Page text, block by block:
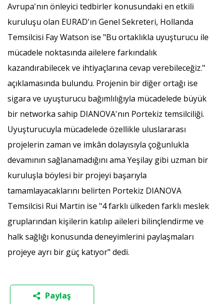
Avrupa'nın önleyici tedbirler konusundaki en etkili
kuruluşu olan EURAD'ın Genel Sekreteri, Hollanda
Temsilcisi Fay Watson ise "Bu ortaklıkla uyuşturucu ile
mücadele noktasında ailelere farkındalık
kazandırabilecek ve ihtiyaçlarına cevap verebileceğiz."
açıklamasında bulundu. Projenin bir diğer ortağı ise
sigara ve uyuşturucu bağımlılığıyla mücadelede büyük
bir networka sahip DIANOVA'nın Portekiz temsilciliği.
Uyuşturucuyla mücadelede özellikle uluslararası
projelerin zaman ve imkân dolayısıyla çoğunlukla
devamının sağlanamadığını ama Yeşilay gibi uzman bir
kuruluşla böylesi bir projeyi başarıyla
tamamlayacaklarını belirten Portekiz DIANOVA
Temsilcisi Rui Martin ise "4 farklı ülkeden farklı meslek
gruplarından kişilerin katılıp aileleri bilinçlendirme ve
halk sağlığı konusunda deneyimlerini paylaşmaları
projeye ayrı bir güç katıyor" dedi.
Paylaş